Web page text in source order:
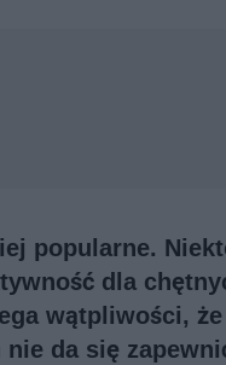
popularne.
dla
wątpliwości,
da się